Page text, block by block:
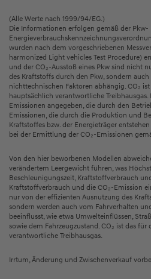
(Alle Werte nach 1999/94/EG.)
Die Informationen erfolgen gemäß der Pkw-
wurden nach dem vorgeschriebenen
harmonized Light vehicles Test Procedure)
und der CO₂-Ausstoß eines Pkw sind nicht
des Kraftstoffs durch den Pkw, sondern
nichttechnischen Faktoren abhängig. CO₂
hauptsächlich verantwortliche Treibhausgas.
Emissionen angegeben, die durch den
Emissionen, die durch die Produktion und
Kraftstoffes bzw. der Energieträger
bei der Ermittlung der CO₂-Emissionen
Von den hier beworbenen Modellen
verändertem Leergewicht führen, was
Beschleunigungszeit, Kraftstoffverbrauch
Kraftstoffverbrauch und die CO₂-Emission
nur von der effizienten Ausnutzung des
sondern werden auch vom Fahrverhalten
beeinflusst, wie etwa Umwelteinflüssen,
sowie dem Fahrzeugzustand. CO₂ ist das
verantwortliche Treibhausgas.
Irrtum, Änderung und Zwischenverkauf